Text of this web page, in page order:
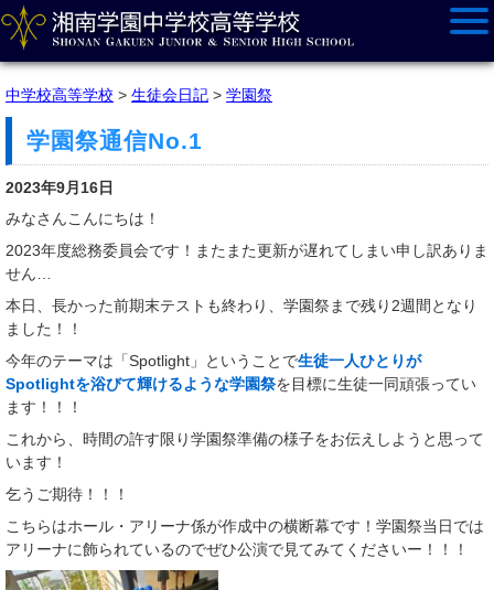
中学校高等学校 > 生徒会日記 > 学園祭
学園祭通信No.1
2023年9月16日
みなさんこんにちは！
2023年度総務委員会です！またまた更新が遅れてしまい申し訳ありま
せん…
本日、長かった前期末テストも終わり、学園祭まで残り2週間となり
ました！！
今年のテーマは「Spotlight」ということで生徒一人ひとりが
Spotlightを浴びて輝けるような学園祭を目標に生徒一同頑張ってい
ます！！！
これから、時間の許す限り学園祭準備の様子をお伝えしようと思って
います！
乞うご期待！！！
こちらはホール・アリーナ係が作成中の横断幕です！学園祭当日では
アリーナに飾られているのでぜひ公演で見てみてくださいー！！！